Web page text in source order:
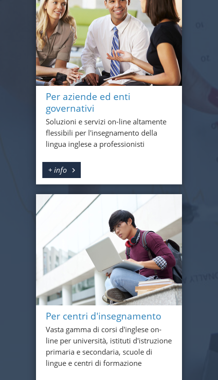
Per aziende ed enti
governativi
Soluzioni e servizi on-line altamente
flessibili per l'insegnamento della
lingua inglese a professionisti
+ info
Per centri d'insegnamento
Vasta gamma di corsi d'inglese on-
line per università, istituti d'istruzione
primaria e secondaria, scuole di
lingue e centri di formazione